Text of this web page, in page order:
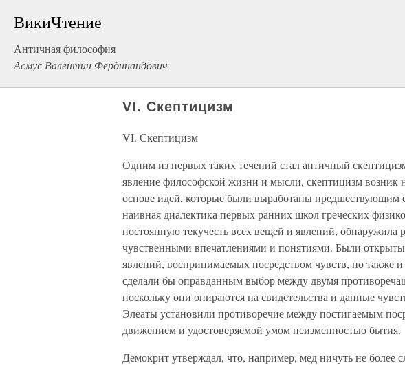
ВикиЧтение
Античная философия
Асмус Валентин Фердинандович
VI. Скептицизм
VI. Скептицизм
Одним из первых таких течений стал античный
явление философской жизни и мысли, скептицизм возник
основе идей, которые были выработаны
наивная диалектика первых ранних школ греческих
постоянную текучесть всех вещей и явлений, обнаружила
чувственными впечатлениями и понятиями. Были открыты
явлений, воспринимаемых посредством чувств, но также
сделали бы оправданным выбор между двумя
поскольку они опираются на свидетельства и данные
Элеаты установили противоречие между постигаемым
движением и удостоверяемой умом неизменностью бытия.
Демокрит утверждал, что, например, мед ничуть не более